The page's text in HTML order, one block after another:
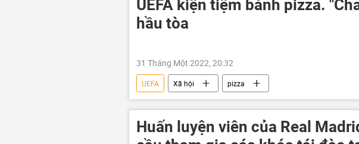
UEFA kiện tiệm bánh pizza.
hầu tòa
31 Tháng Một 2022, 20:32
UEFA Xã hội pizza
Huấn luyện viên của Real